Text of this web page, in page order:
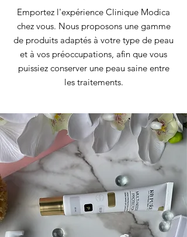
Emportez l'expérience Clinique Modica
chez vous. Nous proposons une gamme
de produits adaptés à votre type de peau
et à vos préoccupations, afin que vous
puissiez conserver une peau saine entre
les traitements.